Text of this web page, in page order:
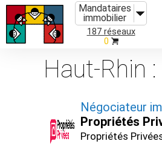
Mandataires
immobilier
187 réseaux
0
Haut-Rhin
Négociateur
Propriétés
Propriétés